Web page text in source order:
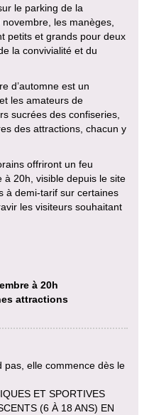
le parking de la
les manèges,
petits et grands pour deux
la convivialité et du
d’automne est un
les amateurs de
sucrées des confiseries,
des attractions, chacun y
offriront un feu
à 20h, visible depuis le site
à demi-tarif sur certaines
les visiteurs souhaitant
à 20h
attractions
pas, elle commence dès le
ET SPORTIVES
(6 À 18 ANS) EN